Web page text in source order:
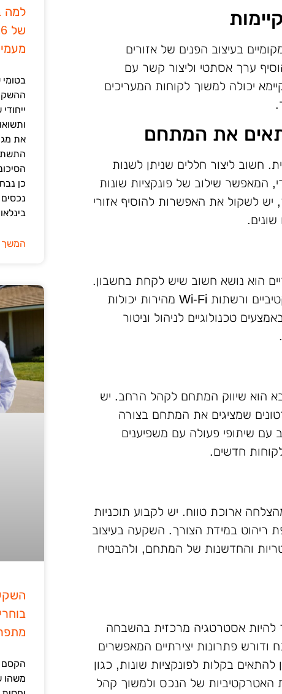
למה
את
כן
המשך
הקסם
משהו
בעיצוב הפנים של אזורים
ערך אסתטי וליצור קשר עם
יכולה למשוך לקוחות המעריכים
את המתחם
חשוב ליצור חללים שניתן לשנות
המאפשר שילוב של פונקציות שונות
יש לשקול את האפשרות להוסיף אזורי
שונים.
הוא נושא חשוב שיש לקחת בחשבון.
טכנולוגיות כמו תאורה חכמה, מסכים אינטראקטיביים ורשתות Wi-Fi מהירות יכולות
טכנולוגיים לניהול וניטור
הוא שיווק המתחם לקהל הרחב. יש
שמציגים את המתחם בצורה
עם שיתופי פעולה עם משפיענים
חדשים.
ארוכת טווח. יש לקבוע תוכניות
ריהוט במידת הצורך. השקעה בעיצוב
והחדשנות של המתחם, ולהבטיח
להיות אסטרטגיה מרכזית בהשבחה
פתרונות יצירתיים המאפשרים
בקלות לפונקציות שונות, כגון
האטרקטיביות של הנכס ולמשוך קהל